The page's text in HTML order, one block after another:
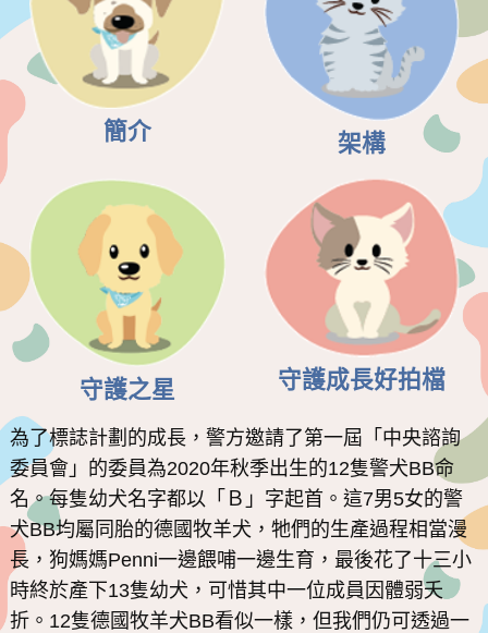
簡介 架構
守護之星 守護成長好拍檔
為了標誌計劃的成長，警方邀請了第一屆「中央諮詢
委員會」的委員為2020年秋季出生的12隻警犬BB命
名。每隻幼犬名字都以「Ｂ」字起首。這7男5女的警
犬BB均屬同胎的德國牧羊犬，牠們的生產過程相當漫
長，狗媽媽Penni一邊餵哺一邊生育，最後花了十三小
時終於產下13隻幼犬，可惜其中一位成員因體弱夭
折。12隻德國牧羊犬BB看似一樣，但我們仍可透過一